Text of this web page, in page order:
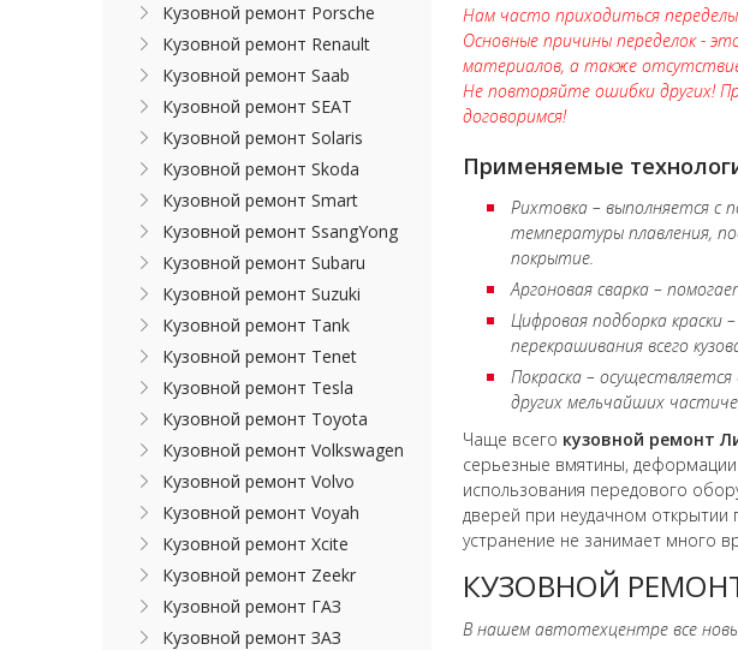
Нам часто приходиться
Основные причины переделок -
материалов, а также отсутствие
Не повторяйте ошибки других!
договоримся!
Применяемые
Рихтовка – выполняется
температуры плавления,
покрытие.
Аргоновая сварка –
Цифровая подборка краски
перекрашивания всего
Покраска –
других мельчайших
Чаще всего кузовной ремонт
серьезные вмятины,
использования передового
дверей при неудачном
устранение не занимает много
КУЗОВНОЙ РЕМОНТ
В нашем автотехцентре все
Кузовной ремонт Porsche
Кузовной ремонт Renault
Кузовной ремонт Saab
Кузовной ремонт SEAT
Кузовной ремонт Solaris
Кузовной ремонт Skoda
Кузовной ремонт Smart
Кузовной ремонт SsangYong
Кузовной ремонт Subaru
Кузовной ремонт Suzuki
Кузовной ремонт Tank
Кузовной ремонт Tenet
Кузовной ремонт Tesla
Кузовной ремонт Toyota
Кузовной ремонт Volkswagen
Кузовной ремонт Volvo
Кузовной ремонт Voyah
Кузовной ремонт Xcite
Кузовной ремонт Zeekr
Кузовной ремонт ГАЗ
Кузовной ремонт ЗАЗ